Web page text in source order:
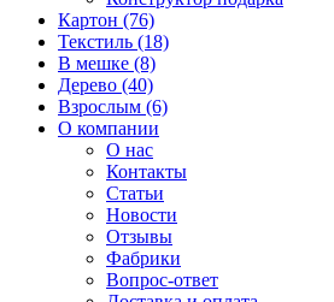
Картон (76)
Текстиль (18)
В мешке (8)
Дерево (40)
Взрослым (6)
О компании
О нас
Контакты
Статьи
Новости
Отзывы
Фабрики
Вопрос-ответ